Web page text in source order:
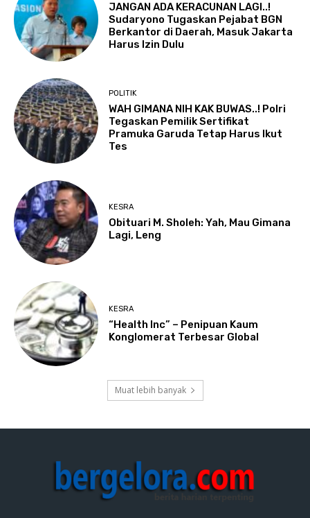
JANGAN ADA KERACUNAN LAGI..!
Sudaryono Tugaskan Pejabat BGN
Berkantor di Daerah, Masuk Jakarta
Harus Izin Dulu
POLITIK
WAH GIMANA NIH KAK BUWAS..! Polri
Tegaskan Pemilik Sertifikat
Pramuka Garuda Tetap Harus Ikut
Tes
KESRA
Obituari M. Sholeh: Yah, Mau Gimana
Lagi, Leng
KESRA
“Health Inc” – Penipuan Kaum
Konglomerat Terbesar Global
Muat lebih banyak